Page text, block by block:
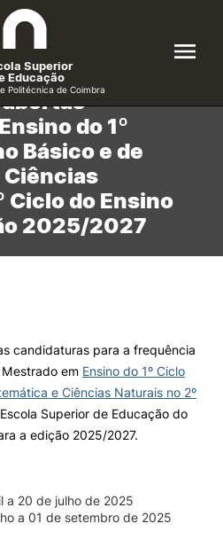
Superior
Educação
Politécnica de Coimbra
General
do 1º
Básico e de
Ciclo do Ensino
2025/2027
Mestrado em Ensino do 1º Ciclo…
candidaturas para a frequência
em Ensino do 1º Ciclo
e Ciências Naturais no 2º
Superior de Educação do
a edição 2025/2027.
a 20 de julho de 2025
a 01 de setembro de 2025